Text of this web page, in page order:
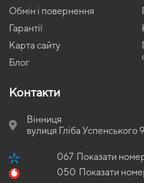
Обмін і повернення
Гарантії
Карта сайту
Блог
Контакти
Вінниця
вулиця Гліба Успенського
067 Показати
050 Показати